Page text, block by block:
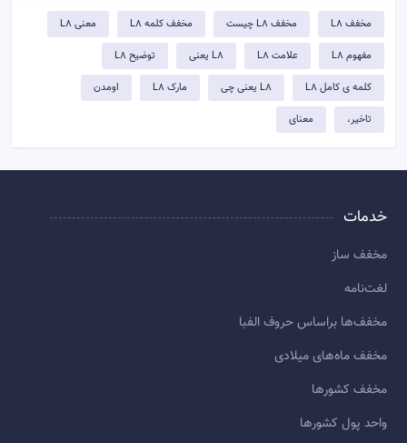
مخفف L8 مخفف L8 چیست مخفف کلمه L8 معنی L8
مفهوم L8 علامت L8 L8 یعنی توضيح L8
کلمه ی کامل L8 L8 یعنی چی مارک L8 اومدن
تاخیر، معنای
خدمات
مخفف ساز
لغت‌نامه
مخفف‌ها براساس حروف الفبا
مخفف ماه‌های میلادی
مخفف کشورها
واحد پول کشورها